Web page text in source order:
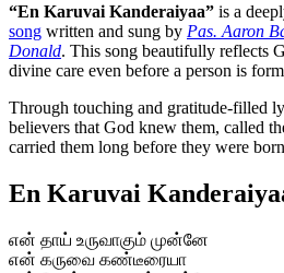
“En Karuvai Kanderaiyaa” is a
song written and sung by Pas. Aaron
Donald. This song beautifully reflects
divine care even before a person is
Through touching and gratitude-filled
believers that God knew them, called
carried them long before they were
En Karuvai
என் தாய் உருவாகும் முன்னே
என் கருவை கண்டீரையா